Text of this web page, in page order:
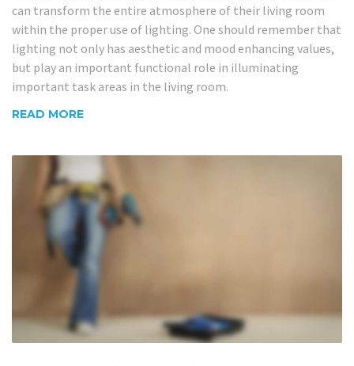
can transform the entire atmosphere of their living room
within the proper use of lighting. One should remember that
lighting not only has aesthetic and mood enhancing values,
but play an important functional role in illuminating
important task areas in the living room.
READ MORE